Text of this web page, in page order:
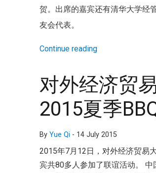
贺。出席的嘉宾还有清华大学经
友会代表。
Continue reading
对外经济贸
2015夏季
ByYue Qi - 14 July 2015
2015年7月12日，对外经济贸易
宾共80多人参加了联谊活动。